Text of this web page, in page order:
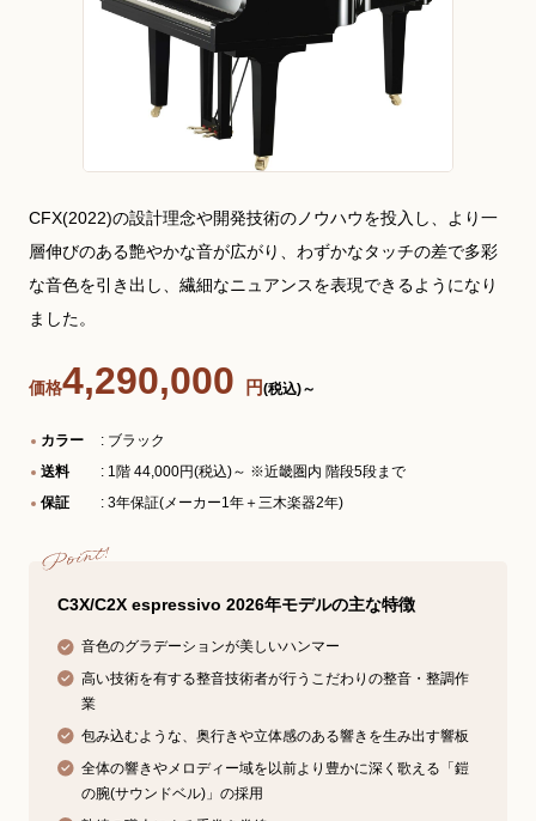
CFX(2022)の設計理念や開発技術のノウハウを投入し、より一
層伸びのある艶やかな音が広がり、わずかなタッチの差で多彩
な音色を引き出し、繊細なニュアンスを表現できるようになり
ました。
価格4,290,000 円(税込)～
カラー
: ブラック
送料
: 1階 44,000円(税込)～ ※近畿圏内 階段5段まで
保証
: 3年保証(メーカー1年＋三木楽器2年)
C3X/C2X espressivo 2026年モデルの主な特徴
音色のグラデーションが美しいハンマー
高い技術を有する整音技術者が行うこだわりの整音・整調作
業
包み込むような、奥行きや立体感のある響きを生み出す響板
全体の響きやメロディー域を以前より豊かに深く歌える「鎧
の腕(サウンドベル)」の採用